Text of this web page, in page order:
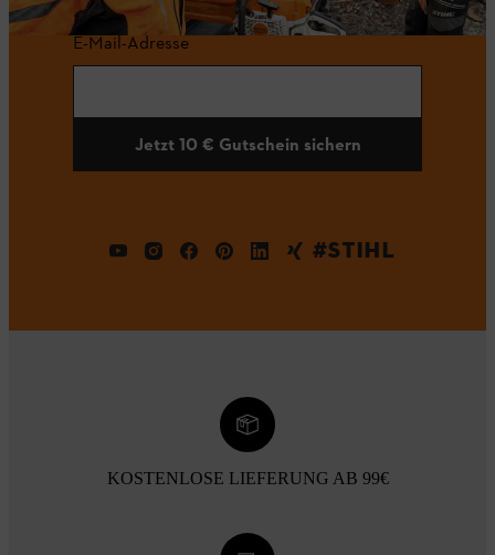
E-Mail-Adresse
Jetzt 10 € Gutschein sichern
#STIHL
KOSTENLOSE LIEFERUNG AB 99€